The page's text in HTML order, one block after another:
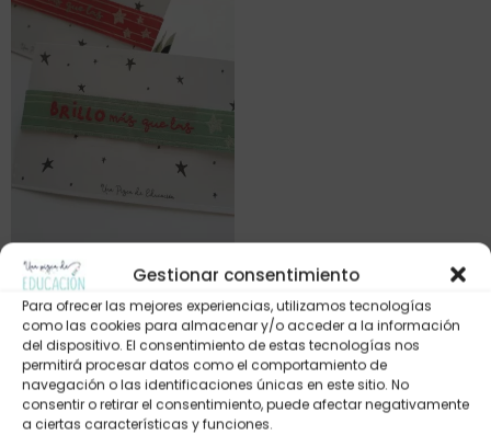
Gestionar consentimiento
Para ofrecer las mejores experiencias, utilizamos tecnologías
como las cookies para almacenar y/o acceder a la información
del dispositivo. El consentimiento de estas tecnologías nos
permitirá procesar datos como el comportamiento de
navegación o las identificaciones únicas en este sitio. No
consentir o retirar el consentimiento, puede afectar negativamente
a ciertas características y funciones.
Pulsera «Brillo más que las
estrellas»
0,99€